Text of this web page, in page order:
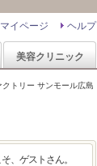
ヘルプ
マイページ
美容クリニック
クトリー サンモール広島
、ゲストさん。